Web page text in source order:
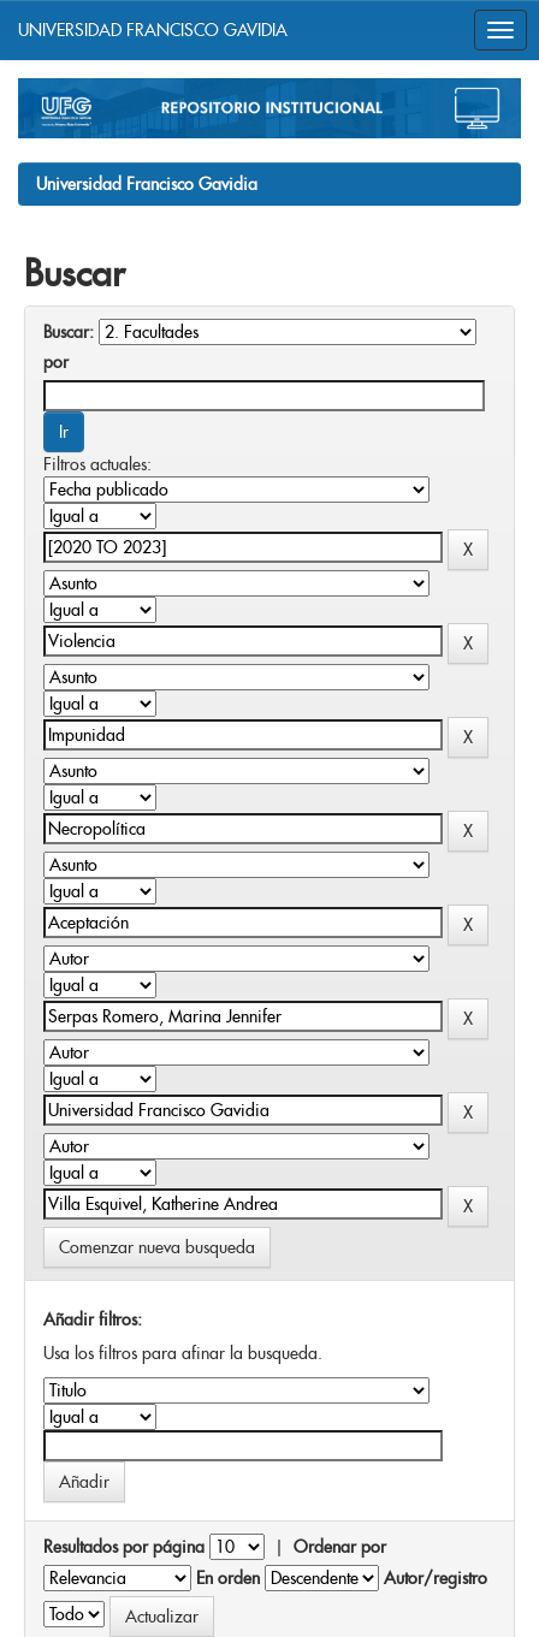
navigation
UNIVERSIDAD FRANCISCO GAVIDIA
Universidad Francisco Gavidia
Buscar
Buscar:
por
Filtros actuales:
Comenzar nueva busqueda
Añadir filtros:
Usa los filtros para afinar la busqueda.
Resultados por página | Ordenar por
En orden
Autor/registro